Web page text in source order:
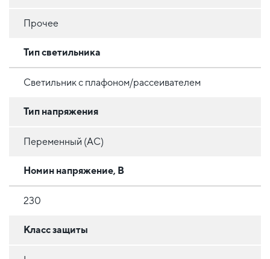
Прочее
Тип светильника
Светильник с плафоном/рассеивателем
Тип напряжения
Переменный (AC)
Номин напряжение, В
230
Класс защиты